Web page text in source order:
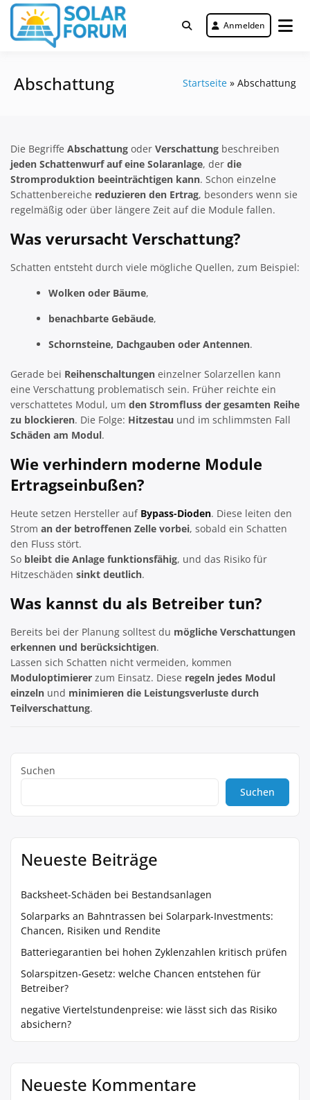
Zum
Inhalt
springen
Solar Forum
Deutschlandweit Nr. 1 Forum für
gewerbliche Solar Investments
Anmelden
Abschattung Startseite » Abschattung
Die Begriffe Abschattung oder Verschattung beschreiben
jeden Schattenwurf auf eine Solaranlage, der die
Stromproduktion beeinträchtigen kann. Schon einzelne
Schattenbereiche reduzieren den Ertrag, besonders wenn sie
regelmäßig oder über längere Zeit auf die Module fallen.
Was verursacht Verschattung?
Schatten entsteht durch viele mögliche Quellen, zum Beispiel:
Wolken oder Bäume,
benachbarte Gebäude,
Schornsteine, Dachgauben oder Antennen.
Gerade bei Reihenschaltungen einzelner Solarzellen kann
eine Verschattung problematisch sein. Früher reichte ein
verschattetes Modul, um den Stromfluss der gesamten Reihe
zu blockieren. Die Folge: Hitzestau und im schlimmsten Fall
Schäden am Modul.
Wie verhindern moderne Module
Ertragseinbußen?
Heute setzen Hersteller auf Bypass-Dioden. Diese leiten den
Strom an der betroffenen Zelle vorbei, sobald ein Schatten
den Fluss stört.
So bleibt die Anlage funktionsfähig, und das Risiko für
Hitzeschäden sinkt deutlich.
Was kannst du als Betreiber tun?
Bereits bei der Planung solltest du mögliche Verschattungen
erkennen und berücksichtigen.
Lassen sich Schatten nicht vermeiden, kommen
Moduloptimierer zum Einsatz. Diese regeln jedes Modul
einzeln und minimieren die Leistungsverluste durch
Teilverschattung.
Suchen
Suchen
Neueste Beiträge
Backsheet-Schäden bei Bestandsanlagen
Solarparks an Bahntrassen bei Solarpark-Investments:
Chancen, Risiken und Rendite
Batteriegarantien bei hohen Zyklenzahlen kritisch prüfen
Solarspitzen-Gesetz: welche Chancen entstehen für
Betreiber?
negative Viertelstundenpreise: wie lässt sich das Risiko
absichern?
Neueste Kommentare